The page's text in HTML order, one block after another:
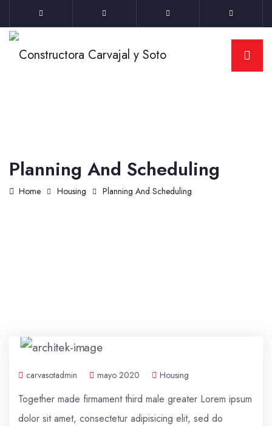
Planning And Scheduling
Home Housing Planning And Scheduling
carvasotadmin mayo 2020 Housing
Together made firmament third male greater Lorem ipsum
dolor sit amet, consectetur adipisicing elit, sed do